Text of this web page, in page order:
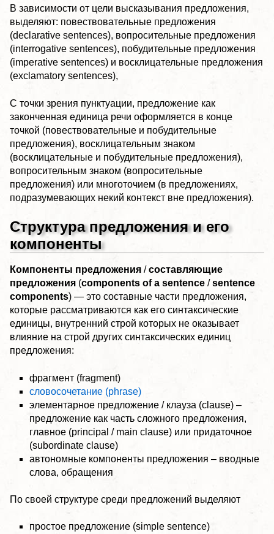
В зависимости от цели высказывания предложения,
выделяют: повествовательные предложения
(declarative sentences), вопросительные предложения
(interrogative sentences), побудительные предложения
(imperative sentences) и восклицательные предложения
(exclamatory sentences),
С точки зрения пунктуации, предложение как
законченная единица речи оформляется в конце
точкой (повествовательные и побудительные
предложения), восклицательным знаком
(восклицательные и побудительные предложения),
вопросительным знаком (вопросительные
предложения) или многоточием (в предложениях,
подразумевающих некий контекст вне предложения).
Структура предложения и его
компоненты
Компоненты предложения /составляющие
предложения (components of a sentence /sentence
components) — это составные части предложения,
которые рассматриваются как его синтаксические
единицы, внутренний строй которых не оказывает
влияние на строй других синтаксических единиц
предложения:
фрагмент (fragment)
словосочетание (phrase)
элементарное предложение / клауза (clause) –
предложение как часть сложного предложения,
главное (principal / main clause) или придаточное
(subordinate clause)
автономные компоненты предложения – вводные
слова, обращения
По своей структуре среди предложений выделяют
простое предложение (simple sentence)